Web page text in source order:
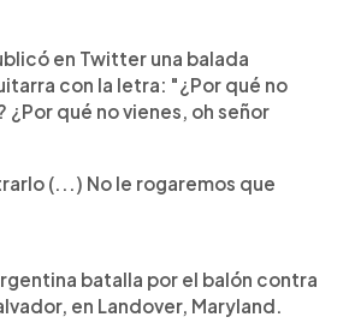
en Twitter una balada
con la letra: "¿Por qué no
¿Por qué no vienes, oh señor
(...) No le rogaremos que
batalla por el balón contra
en Landover, Maryland.